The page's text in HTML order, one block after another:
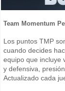
Team Momentum
Los puntos TMP
cuando decides
equipo que incluye
y defensiva,
Actualizado cada